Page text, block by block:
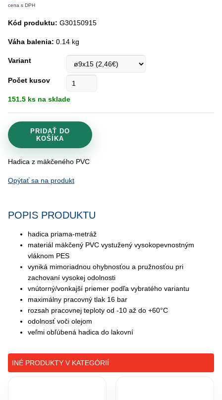
cena s DPH
Kód produktu: G30150915
Váha balenia: 0.14 kg
Variant
Počet kusov
151.5 ks na sklade
PRIDAŤ DO
KOŠÍKA
Hadica z mäkčeného PVC
Opýtať sa na produkt
POPIS PRODUKTU
hadica priama-metráž
materiál mäkčený PVC vystužený vysokopevnostným
vláknom PES
vyniká mimoriadnou ohybnosťou a pružnosťou pri
zachovaní vysokej odolnosti
vnútorný/vonkajší priemer podľa vybratého variantu
maximálny pracovný tlak 16 bar
rozsah pracovnej teploty od -10 až do +60°C
odolnosť voči olejom
veľmi obľúbená hadica do lakovní
INÉ PRODUKTY V KATEGÓRIÍ